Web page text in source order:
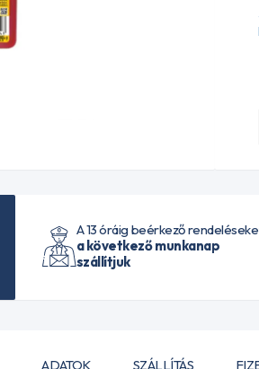
A 13 óráig beérkező
a következő munkanap
szállítjuk
ADATOK SZÁLLÍTÁS